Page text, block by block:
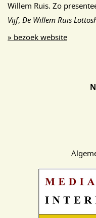
Willem Ruis. Zo
Vijf, De Willem Ruis
» bezoek website